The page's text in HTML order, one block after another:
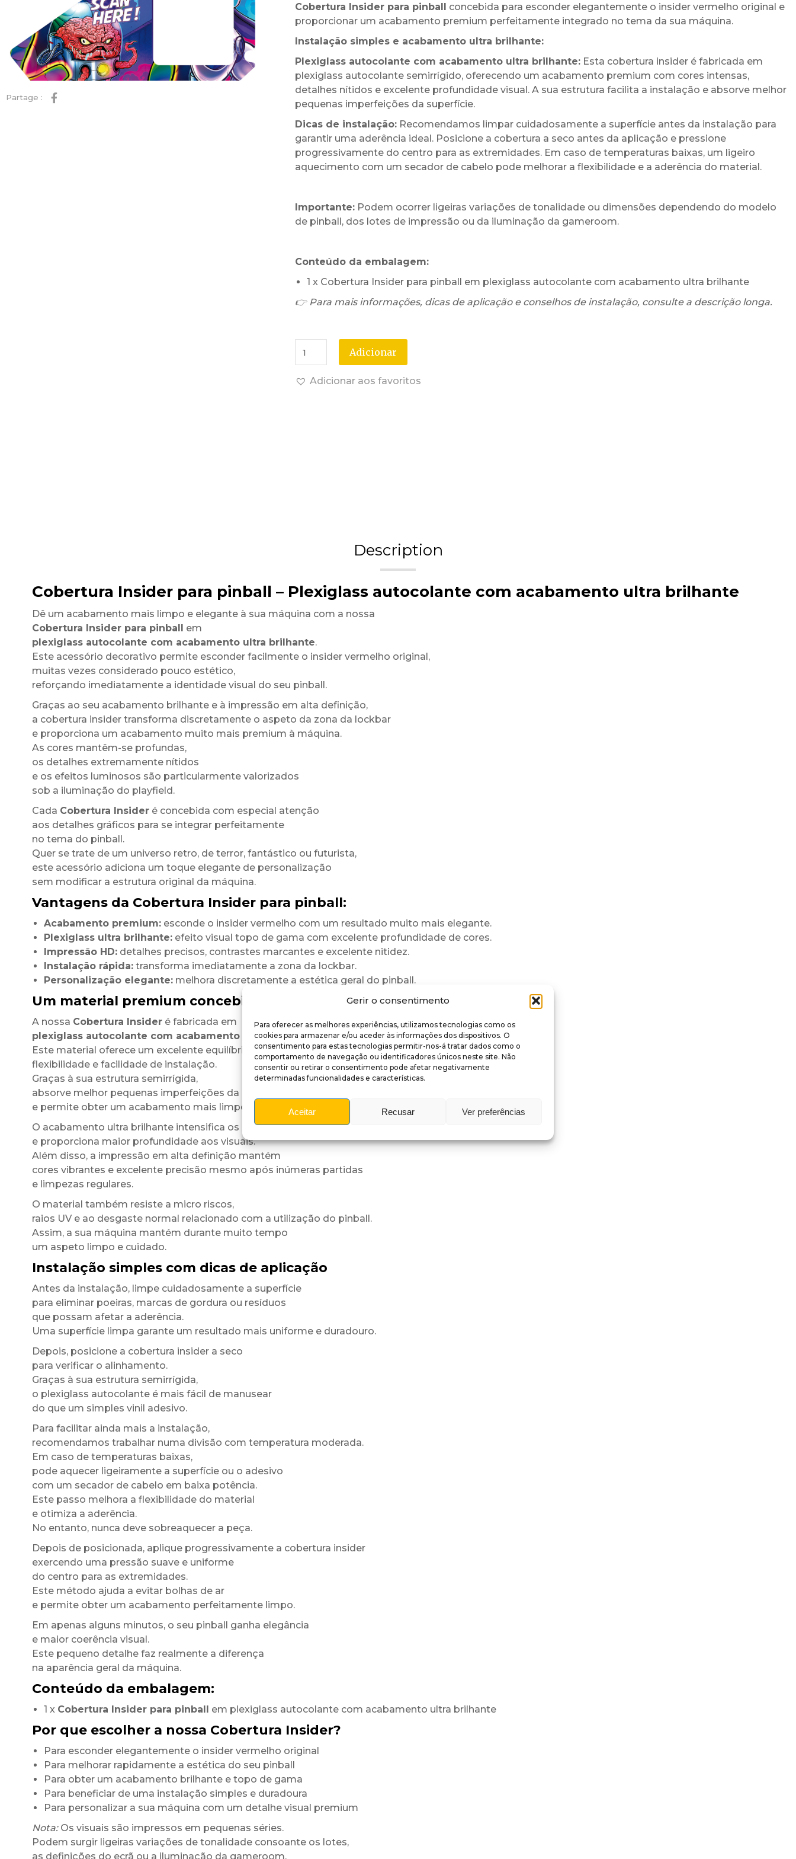
Gerir o consentimento
Para oferecer as melhores experiências, utilizamos tecnologias como os
cookies para armazenar e/ou aceder às informações dos dispositivos. O
consentimento para estas tecnologias permitir-nos-á tratar dados como o
comportamento de navegação ou identificadores únicos neste site. Não
consentir ou retirar o consentimento pode afetar negativamente
determinadas funcionalidades e características.
Aceitar Recusar Ver preferências
Partage :
Cobertura Insider para pinball concebida para esconder elegantemente o insider vermelho original e
proporcionar um acabamento premium perfeitamente integrado no tema da sua máquina.
Instalação simples e acabamento ultra brilhante:
Plexiglass autocolante com acabamento ultra brilhante:Esta cobertura insider é fabricada em
plexiglass autocolante semirrígido, oferecendo um acabamento premium com cores intensas,
detalhes nítidos e excelente profundidade visual. A sua estrutura facilita a instalação e absorve melhor
pequenas imperfeições da superfície.
Dicas de instalação:Recomendamos limpar cuidadosamente a superfície antes da instalação para
garantir uma aderência ideal. Posicione a cobertura a seco antes da aplicação e pressione
progressivamente do centro para as extremidades. Em caso de temperaturas baixas, um ligeiro
aquecimento com um secador de cabelo pode melhorar a flexibilidade e a aderência do material.
Importante:Podem ocorrer ligeiras variações de tonalidade ou dimensões dependendo do modelo
de pinball, dos lotes de impressão ou da iluminação da gameroom.
Conteúdo da embalagem:
1 x Cobertura Insider para pinball em plexiglass autocolante com acabamento ultra brilhante
👉 Para mais informações, dicas de aplicação e conselhos de instalação, consulte a descrição longa.
Adicionar
Adicionar aos favoritos
Description
Cobertura Insider para pinball – Plexiglass autocolante com acabamento ultra brilhante
Dê um acabamento mais limpo e elegante à sua máquina com a nossa
Cobertura Insider para pinball em
plexiglass autocolante com acabamento ultra brilhante.
Este acessório decorativo permite esconder facilmente o insider vermelho original,
muitas vezes considerado pouco estético,
reforçando imediatamente a identidade visual do seu pinball.
Graças ao seu acabamento brilhante e à impressão em alta definição,
a cobertura insider transforma discretamente o aspeto da zona da lockbar
e proporciona um acabamento muito mais premium à máquina.
As cores mantêm-se profundas,
os detalhes extremamente nítidos
e os efeitos luminosos são particularmente valorizados
sob a iluminação do playfield.
Cada Cobertura Insideré concebida com especial atenção
aos detalhes gráficos para se integrar perfeitamente
no tema do pinball.
Quer se trate de um universo retro, de terror, fantástico ou futurista,
este acessório adiciona um toque elegante de personalização
sem modificar a estrutura original da máquina.
Vantagens da Cobertura Insider para pinball:
Acabamento premium:esconde o insider vermelho com um resultado muito mais elegante.
Plexiglass ultra brilhante:efeito visual topo de gama com excelente profundidade de cores.
Impressão HD:detalhes precisos, contrastes marcantes e excelente nitidez.
Instalação rápida:transforma imediatamente a zona da lockbar.
Personalização elegante:melhora discretamente a estética geral do pinball.
Um material premium concebido para durar
A nossa Cobertura Insideré fabricada em
plexiglass autocolante com acabamento ultra brilhante.
Este material oferece um excelente equilíbrio entre rigidez,
flexibilidade e facilidade de instalação.
Graças à sua estrutura semirrígida,
absorve melhor pequenas imperfeições da superfície
e permite obter um acabamento mais limpo e uniforme.
O acabamento ultra brilhante intensifica os contrastes
e proporciona maior profundidade aos visuais.
Além disso, a impressão em alta definição mantém
cores vibrantes e excelente precisão mesmo após inúmeras partidas
e limpezas regulares.
O material também resiste a micro riscos,
raios UV e ao desgaste normal relacionado com a utilização do pinball.
Assim, a sua máquina mantém durante muito tempo
um aspeto limpo e cuidado.
Instalação simples com dicas de aplicação
Antes da instalação, limpe cuidadosamente a superfície
para eliminar poeiras, marcas de gordura ou resíduos
que possam afetar a aderência.
Uma superfície limpa garante um resultado mais uniforme e duradouro.
Depois, posicione a cobertura insider a seco
para verificar o alinhamento.
Graças à sua estrutura semirrígida,
o plexiglass autocolante é mais fácil de manusear
do que um simples vinil adesivo.
Para facilitar ainda mais a instalação,
recomendamos trabalhar numa divisão com temperatura moderada.
Em caso de temperaturas baixas,
pode aquecer ligeiramente a superfície ou o adesivo
com um secador de cabelo em baixa potência.
Este passo melhora a flexibilidade do material
e otimiza a aderência.
No entanto, nunca deve sobreaquecer a peça.
Depois de posicionada, aplique progressivamente a cobertura insider
exercendo uma pressão suave e uniforme
do centro para as extremidades.
Este método ajuda a evitar bolhas de ar
e permite obter um acabamento perfeitamente limpo.
Em apenas alguns minutos, o seu pinball ganha elegância
e maior coerência visual.
Este pequeno detalhe faz realmente a diferença
na aparência geral da máquina.
Conteúdo da embalagem:
1 x Cobertura Insider para pinball em plexiglass autocolante com acabamento ultra brilhante
Por que escolher a nossa Cobertura Insider?
Para esconder elegantemente o insider vermelho original
Para melhorar rapidamente a estética do seu pinball
Para obter um acabamento brilhante e topo de gama
Para beneficiar de uma instalação simples e duradoura
Para personalizar a sua máquina com um detalhe visual premium
Nota:Os visuais são impressos em pequenas séries.
Podem surgir ligeiras variações de tonalidade consoante os lotes,
as definições do ecrã ou a iluminação da gameroom.